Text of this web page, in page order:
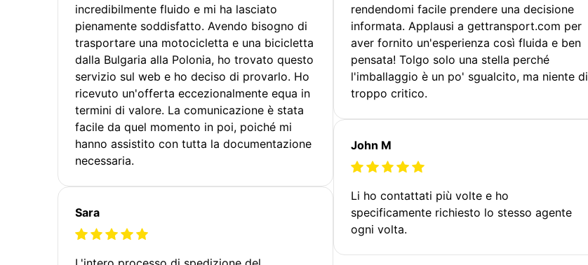
incredibilmente fluido e mi ha lasciato
pienamente soddisfatto. Avendo bisogno di
trasportare una motocicletta e una bicicletta
dalla Bulgaria alla Polonia, ho trovato questo
servizio sul web e ho deciso di provarlo. Ho
ricevuto un'offerta eccezionalmente equa in
termini di valore. La comunicazione è stata
facile da quel momento in poi, poiché mi
hanno assistito con tutta la documentazione
necessaria.
Sara
rendendomi facile prendere una decisione
informata. Applausi a gettransport.com per
aver fornito un'esperienza così fluida e ben
pensata! Tolgo solo una stella perché
l'imballaggio è un po' sgualcito, ma niente di
troppo critico.
John M
Li ho contattati più volte e ho
specificamente richiesto lo stesso agente
ogni volta.